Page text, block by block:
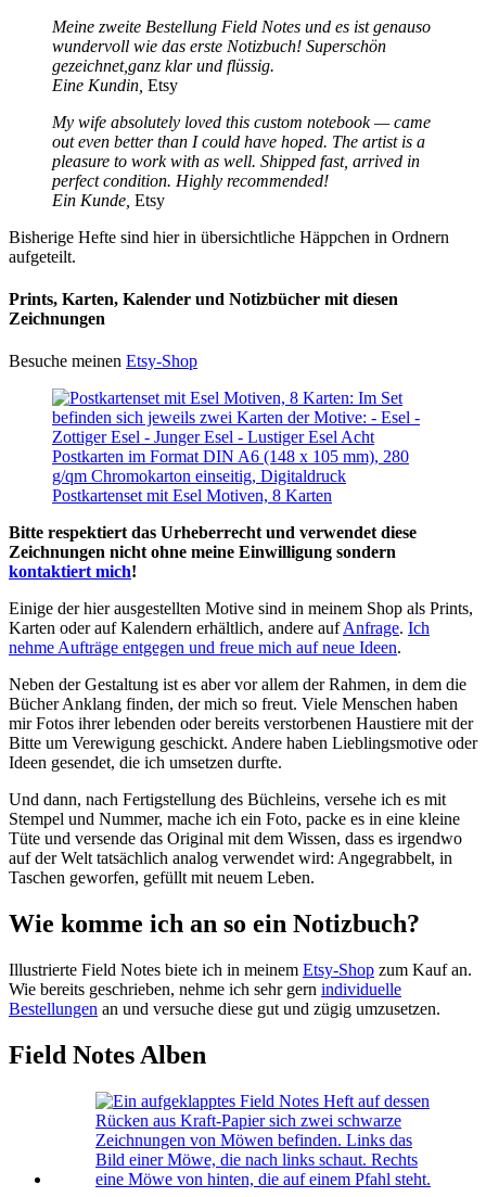
Meine zweite Bestellung Field Notes und es ist genauso
wundervoll wie das erste Notizbuch! Superschön
gezeichnet,ganz klar und flüssig.
Eine Kundin, Etsy
My wife absolutely loved this custom notebook — came
out even better than I could have hoped. The artist is a
pleasure to work with as well. Shipped fast, arrived in
perfect condition. Highly recommended!
Ein Kunde, Etsy
Bisherige Hefte sind hier in übersichtliche Häppchen in Ordnern
aufgeteilt.
Prints, Karten, Kalender und Notizbücher mit diesen
Zeichnungen
Besuche meinen Etsy-Shop
Postkartenset mit Esel Motiven, 8 Karten
Bitte respektiert das Urheberrecht und verwendet diese
Zeichnungen nicht ohne meine Einwilligung sondern
kontaktiert mich!
Einige der hier ausgestellten Motive sind in meinem Shop als Prints,
Karten oder auf Kalendern erhältlich, andere aufAnfrage. Ich
nehme Aufträge entgegen und freue mich auf neue Ideen.
Neben der Gestaltung ist es aber vor allem der Rahmen, in dem die
Bücher Anklang finden, der mich so freut. Viele Menschen haben
mir Fotos ihrer lebenden oder bereits verstorbenen Haustiere mit der
Bitte um Verewigung geschickt. Andere haben Lieblingsmotive oder
Ideen gesendet, die ich umsetzen durfte.
Und dann, nach Fertigstellung des Büchleins, versehe ich es mit
Stempel und Nummer, mache ich ein Foto, packe es in eine kleine
Tüte und versende das Original mit dem Wissen, dass es irgendwo
auf der Welt tatsächlich analog verwendet wird: Angegrabbelt, in
Taschen geworfen, gefüllt mit neuem Leben.
Wie komme ich an so ein Notizbuch?
Illustrierte Field Notes biete ich in meinem Etsy-Shop zum Kauf an.
Wie bereits geschrieben, nehme ich sehr gern individuelle
Bestellungen an und versuche diese gut und zügig umzusetzen.
Field Notes Alben